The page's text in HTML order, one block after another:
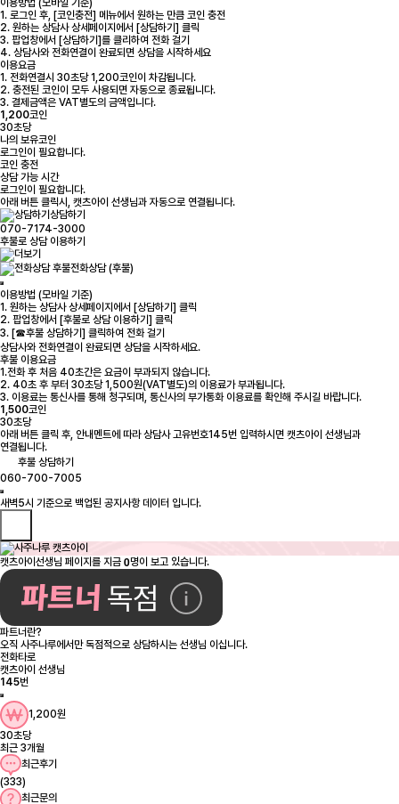
이용방법 (모바일 기준)
1. 로그인 후, [코인충전] 메뉴에서 원하는 만큼 코인 충전
2. 원하는 상담사 상세페이지에서 [상담하기] 클릭
3. 팝업창에서 [상담하기]를 클리하여 전화 걸기
4. 상담사와 전화연결이 완료되면 상담을 시작하세요
이용요금
1. 전화연결시 30초당 1,200코인이 차감됩니다.
2. 충전된 코인이 모두 사용되면 자동으로 종료됩니다.
3. 결제금액은 VAT별도의 금액입니다.
1,200코인
30초당
나의 보유코인
로그인이 필요합니다.
코인 충전
상담 가능 시간
로그인이 필요합니다.
아래 버튼 클릭시, 캣츠아이 선생님과 자동으로 연결됩니다.
상담하기
070-7174-3000
후불로 상담 이용하기
전화상담 (후불)
이용방법 (모바일 기준)
1. 원하는 상담사 상세페이지에서 [상담하기] 클릭
2. 팝업창에서 [후불로 상담 이용하기] 클릭
3. [☎후불 상담하기] 클릭하여 전화 걸기
상담사와 전화연결이 완료되면 상담을 시작하세요.
후불 이용요금
1.전화 후 처음 40초간은 요금이 부과되지 않습니다.
2. 40초 후 부터 30초당 1,500원(VAT별도)의 이용료가 부과됩니다.
3. 이용료는 통신사를 통해 청구되며, 통신사의 부가통화 이용료를 확인해 주시길 바랍니다.
1,500코인
30초당
아래 버튼 클릭 후, 안내멘트에 따라 상담사 고유번호145번 입력하시면 캣츠아이 선생님과
연결됩니다.
후불 상담하기
060-700-7005
캣츠아이선생님 페이지를 지금 0명이 보고 있습니다.
파트너란?
오직 사주나루에서만 독점적으로 상담하시는 선생님 이십니다.
전화타로
캣츠아이 선생님
145번
1,200원
30초당
최근 3개월
최근후기
(333)
최근문의